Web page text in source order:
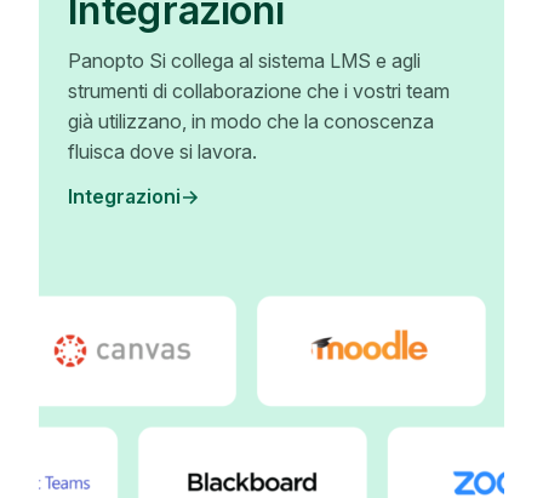
Integrazioni
Panopto Si collega al sistema LMS e agli
strumenti di collaborazione che i vostri team
già utilizzano, in modo che la conoscenza
fluisca dove si lavora.
Integrazioni